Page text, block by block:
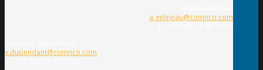
a.gelineau@comnco.com
v.dupendant@comnco.com